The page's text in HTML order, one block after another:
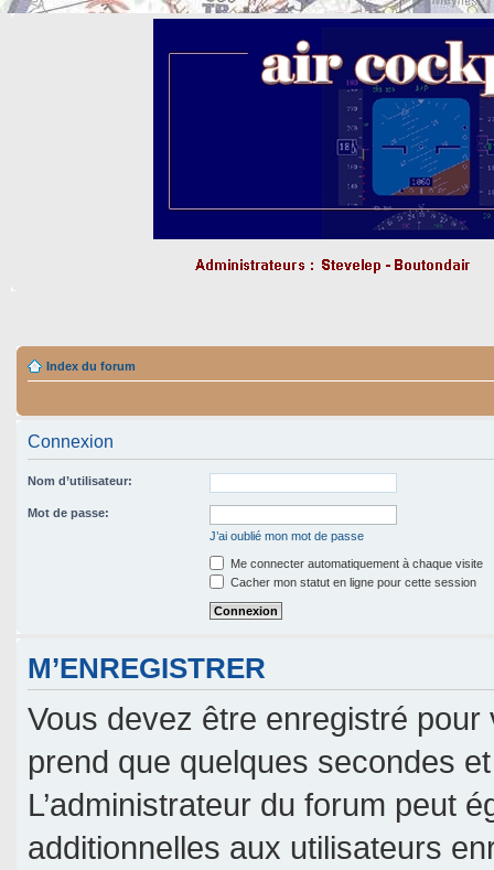
Index du forum
Connexion
Nom d’utilisateur:
Mot de passe:
J’ai oublié mon mot de passe
Me connecter automatiquement à chaque visite
Cacher mon statut en ligne pour cette session
M’ENREGISTRER
Vous devez être enregistré pour
prend que quelques secondes
L’administrateur du forum peut
additionnelles aux utilisateurs